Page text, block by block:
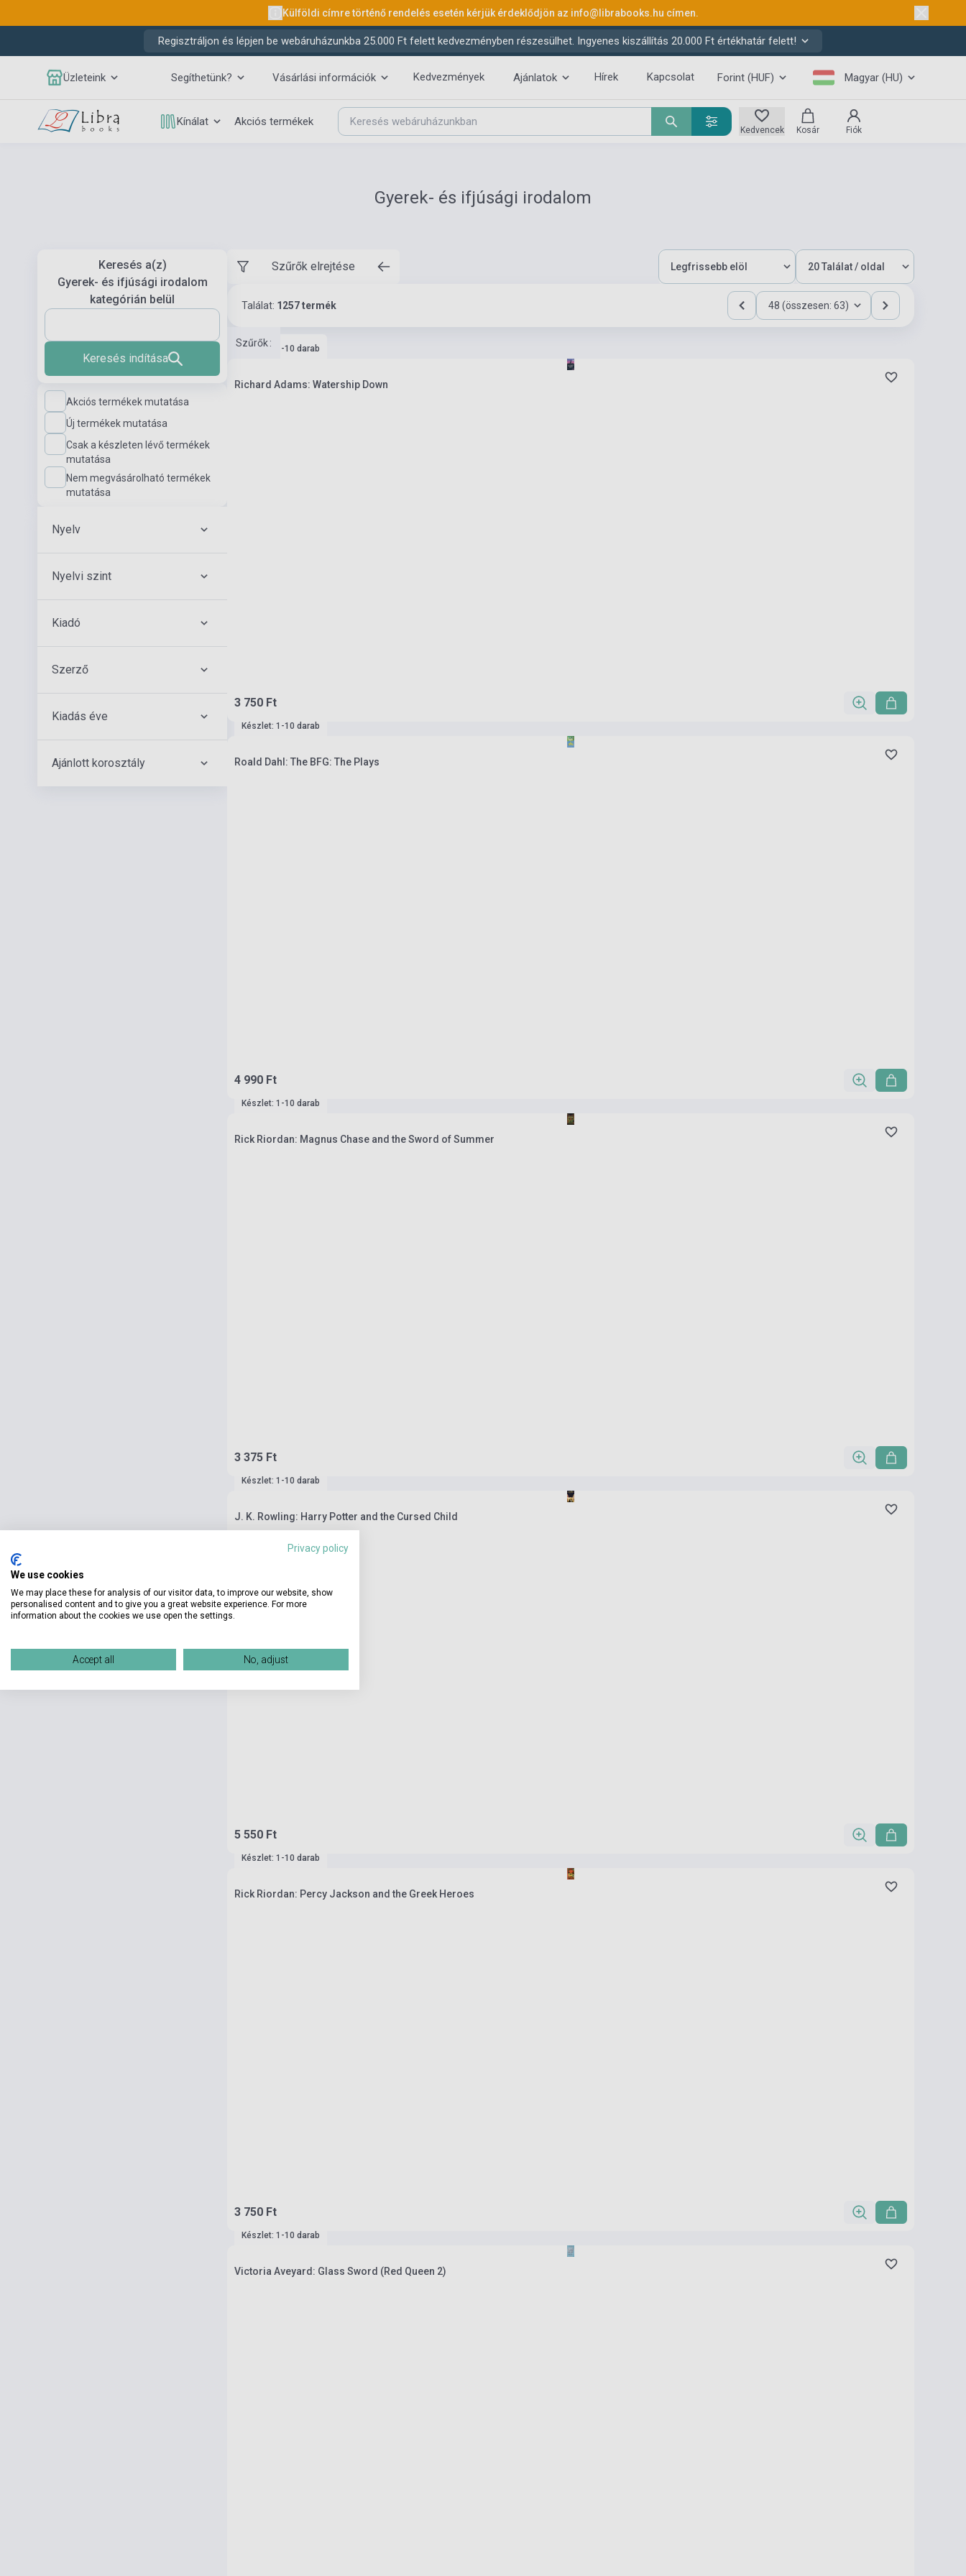
Külföldi címre történő rendelés esetén kérjük érdeklődjön az info@librabooks.hu címen.
Regisztráljon és lépjen be webáruházunkba 25.000 Ft felett kedvezményben részesülhet. Ingyenes kiszállítás 20.000 Ft értékhatár felett!
Üzleteink Segíthetünk? Vásárlási információk Kedvezmények Ajánlatok Hírek Kapcsolat Forint (HUF) Magyar (HU)
Kínálat Akciós termékek
Kedvencek Kosár Fiók
Gyerek- és ifjúsági irodalom
Keresés a(z)
Gyerek- és ifjúsági irodalom
kategórián belül
Keresés indítása
Akciós termékek mutatása
Új termékek mutatása
Csak a készleten lévő termékek
mutatása
Nem megvásárolható termékek
mutatása
Nyelv
Nyelvi szint
Kiadó
Szerző
Kiadás éve
Ajánlott korosztály
Szűrők elrejtése
Találat: 1257 termék 48 (összesen: 63)
Szűrők:
Készlet: 1-10 darab
Richard Adams: Watership Down
3 750 Ft
Készlet: 1-10 darab
Roald Dahl: The BFG: The Plays
4 990 Ft
Készlet: 1-10 darab
Rick Riordan: Magnus Chase and the Sword of Summer
3 375 Ft
Készlet: 1-10 darab
J. K. Rowling: Harry Potter and the Cursed Child
5 550 Ft
Készlet: 1-10 darab
Rick Riordan: Percy Jackson and the Greek Heroes
3 750 Ft
Készlet: 1-10 darab
Victoria Aveyard: Glass Sword (Red Queen 2)
Privacy policy
We use cookies
We may place these for analysis of our visitor data, to improve our website, show
personalised content and to give you a great website experience. For more
information about the cookies we use open the settings.
Accept all No, adjust